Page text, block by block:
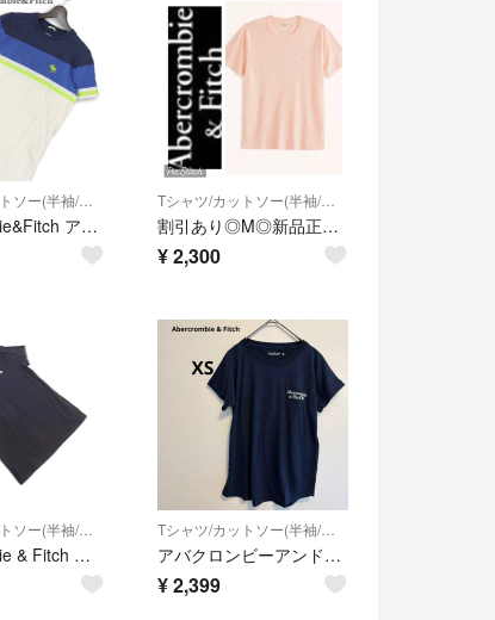
Tシャツ/カットソー(半袖/袖なし)
Abercrombie&Fitch アバクロンビー＆フィッチ 春夏★ 半袖 ロゴ刺繍 ボーダー Tシャツ カットソー Sz.L メンズ
Tシャツ/カットソー(半袖/袖なし)
割引あり◎M◎新品正規品◎アバクロ◎Tシャツ◎送料込
¥2,300
Tシャツ/カットソー(半袖/袖なし)
Abercrombie & Fitch アバクロンビー＆フィッチ Vネック ワンポイント Tシャツ sizeS/紺 ■◆ メンズ
Tシャツ/カットソー(半袖/袖なし)
アバクロンビーアンドフィッチ 半袖Tシャツ ネイビー クルーネック ロゴ刺繍
¥2,399